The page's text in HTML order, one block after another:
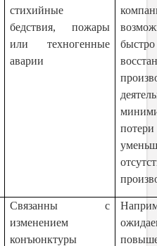
стихийные
бедствия, пожары
или техногенные
аварии
быстро
Связанны с
изменением
конъюнктуры